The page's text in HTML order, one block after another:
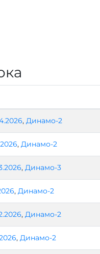
, Динамо-2
, Динамо-2
, Динамо-3
, Динамо-2
, Динамо-2
, Динамо-2